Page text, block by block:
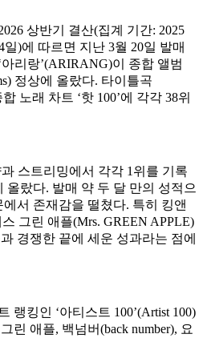
상반기 결산(집계 기간: 2025
일)에 따르면 지난 3월 20일 발매
리랑’(ARIRANG)이 종합 앨범
정상에 올랐다. 타이틀곡
노래 차트 ‘핫 100’에 각각 38위
스트리밍에서 각각 1위를 기록
올랐다. 발매 약 두 달 만의 성적으
서 존재감을 떨쳤다. 특히 킹앤
그린 애플(Mrs. GREEN APPLE)
경쟁한 끝에 세운 성과라는 점에
랭킹인 ‘아티스트 100’(Artist 100)
린 애플, 백넘버(back number), 요